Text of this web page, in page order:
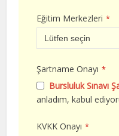
Eğitim Merkezleri *
Şartname Onayı *
Bursluluk Sınavı
anladım, kabul
KVKK Onayı *